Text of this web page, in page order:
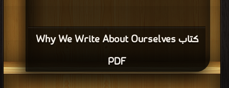
كتاب Why We Write About Ourselves
PDF